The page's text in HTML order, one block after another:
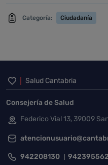
Categoría: Ciudadanía
Inicio del pie
Salud Cantabria
Consejería de Salud
Federico Vial 13, 39009
942208130 942395562